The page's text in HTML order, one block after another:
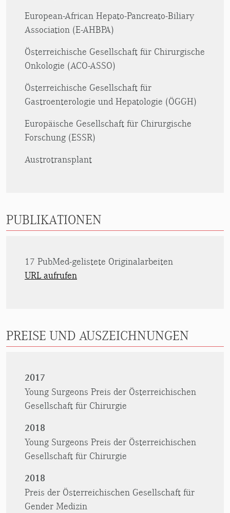
European-African Hepato-Pancreato-Biliary
Association (E-AHBPA)
Österreichische Gesellschaft für Chirurgische
Onkologie (ACO-ASSO)
Österreichische Gesellschaft für
Gastroenterologie und Hepatologie (ÖGGH)
Europäische Gesellschaft für Chirurgische
Forschung (ESSR)
Austrotransplant
PUBLIKATIONEN
17 PubMed-gelistete Originalarbeiten
URL aufrufen
PREISE UND AUSZEICHNUNGEN
2017
Young Surgeons Preis der Österreichischen
Gesellschaft für Chirurgie
2018
Young Surgeons Preis der Österreichischen
Gesellschaft für Chirurgie
2018
Preis der Österreichischen Gesellschaft für
Gender Medizin